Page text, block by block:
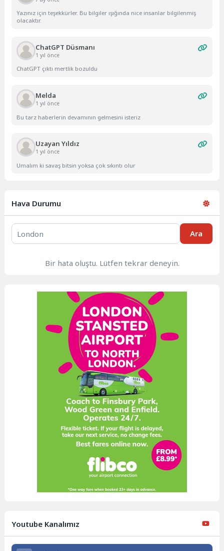
Yazınız için teşekkürler. Bu bilgiler ışığında nice insanlar bilgilenmiş
olacaktır.
ChatGPT Düsmanı
1 yıl önce
ChatGPT çıktı mertlik bozuldu
Melda
1 yıl önce
Bu tarz haberlerin devamının gelmesini isteriz
Uzayan Yıldız
1 yıl önce
Umalım ki savaş bitsin yoksa çok sıkıntı olur
Hava Durumu
Ara
Bir hata oluştu. Lütfen tekrar deneyin.
Youtube Kanalımız